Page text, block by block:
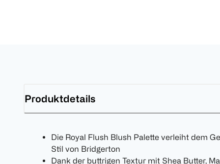
Produktdetails
Die Royal Flush Blush Palette verleiht dem
Stil von Bridgerton
Dank der buttrigen Textur mit Shea Butter,